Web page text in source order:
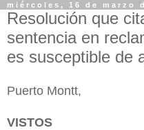
miércoles, 16 de marzo
Resolución que
sentencia en
es susceptible de
Puerto Montt,
VISTOS